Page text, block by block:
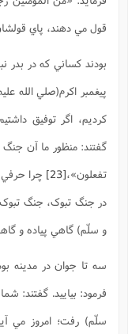
قول مي دهند، پاي
بودند کساني که در بدر
پيغمبر اکرم(صلي الله
کرديم، اگر توفيق
گفتند: منظور ما آن جنگ
تفعلون»،[23]
چرا حرفي
و سلّم) گاهي پياده و
سه تا جوان در مدينه
فرمود: بياييد. گفتند:
سلّم) رفت؛ امروز مي